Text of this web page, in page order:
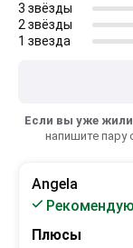
3 звёзды
2 звёзды
1 звезда
Если вы уже
напишите пару
Angela
Рекомендую
Плюсы